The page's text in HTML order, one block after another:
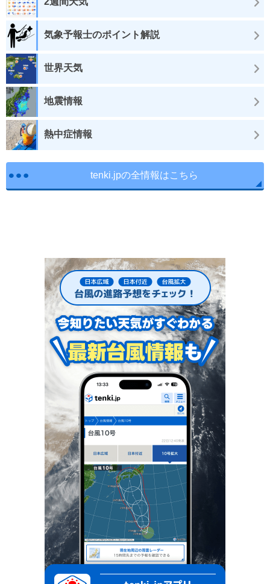
気象予報士のポイント解説
世界天気
地震情報
熱中症情報
tenki.jpの全情報はこちら